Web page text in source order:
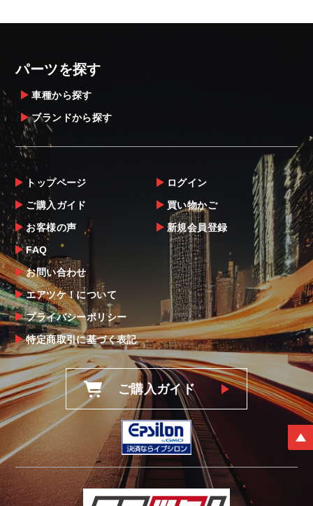
パーツを探す
車種から探す
ブランドから探す
トップページ
ご購入ガイド
お客様の声
FAQ
お問い合わせ
エアツケ！について
プライバシーポリシー
特定商取引に基づく表記
ログイン
買い物かご
新規会員登録
ご購入ガイド